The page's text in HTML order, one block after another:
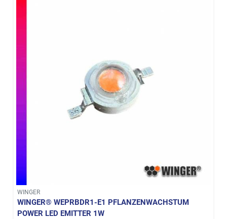
WINGER
WINGER® WEPRBDR1-E1 PFLANZENWACHSTUM
POWER LED EMITTER 1W